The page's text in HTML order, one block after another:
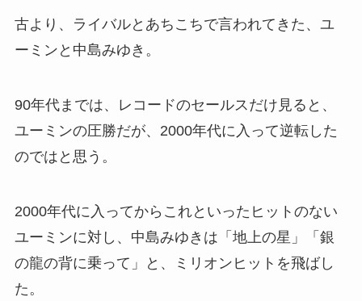
古より、ライバルとあちこちで言われてきた、ユ
ーミンと中島みゆき。
90年代までは、レコードのセールスだけ見ると、
ユーミンの圧勝だが、2000年代に入って逆転した
のではと思う。
2000年代に入ってからこれといったヒットのない
ユーミンに対し、中島みゆきは「地上の星」「銀
の龍の背に乗って」と、ミリオンヒットを飛ばし
た。